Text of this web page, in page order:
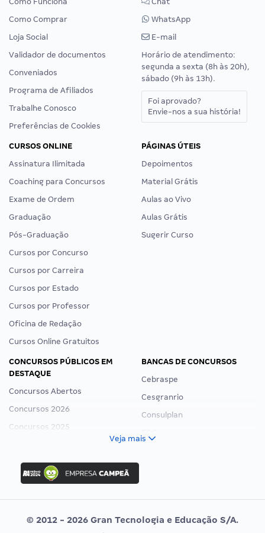
Como Comprar
Loja Social
Validador de documentos
Conveniados
Programa de Afiliados
Trabalhe Conosco
Preferências de Cookies
WhatsApp
E-mail
Horário de atendimento:
segunda a sexta (8h às 20h),
sábado (9h às 13h).
Foi aprovado?
Envie-nos a sua história!
CURSOS ONLINE
Assinatura Ilimitada
Coaching para Concursos
Exame de Ordem
Graduação
Pós-Graduação
Cursos por Concurso
Cursos por Carreira
Cursos por Estado
Cursos por Professor
Oficina de Redação
Cursos Online Gratuitos
PÁGINAS ÚTEIS
Depoimentos
Material Grátis
Aulas ao Vivo
Aulas Grátis
Sugerir Curso
CONCURSOS PÚBLICOS EM
DESTAQUE
Concursos Abertos
Concursos 2026
Concursos 2025
Concurso Ibama
Concurso MPU
Editais publicados
BANCAS DE CONCURSOS
Cebraspe
Cesgranrio
Consulplan
Vunesp
Veja mais
© 2012 - 2026 Gran Tecnologia e Educação S/A.